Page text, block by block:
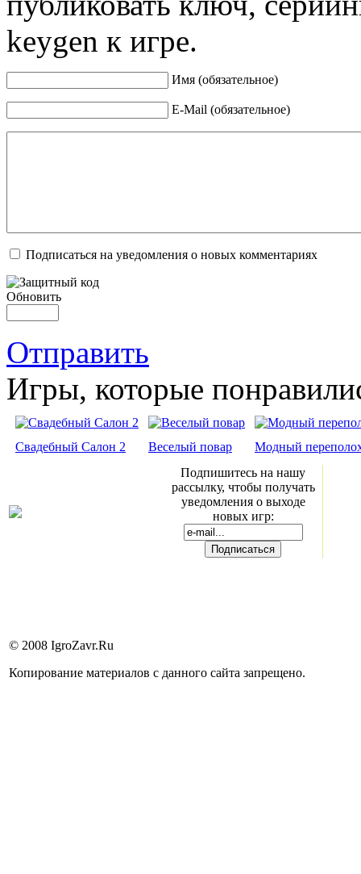
keygen к игре.
Имя (обязательное)
E-Mail (обязательное)
Подписаться на уведомления о новых комментариях
Обновить
Отправить
Игры, которые
Свадебный Салон 2 Веселый повар
Модный
Подпишитесь на нашу
рассылку, чтобы получать
уведомления о выходе
новых игр:
© 2008 IgroZavr.Ru
Копирование материалов с данного сайта запрещено.